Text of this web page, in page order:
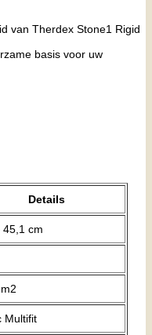
van Therdex Stone1 Rigid
basis voor uw
Details
45,1 cm
Multifit